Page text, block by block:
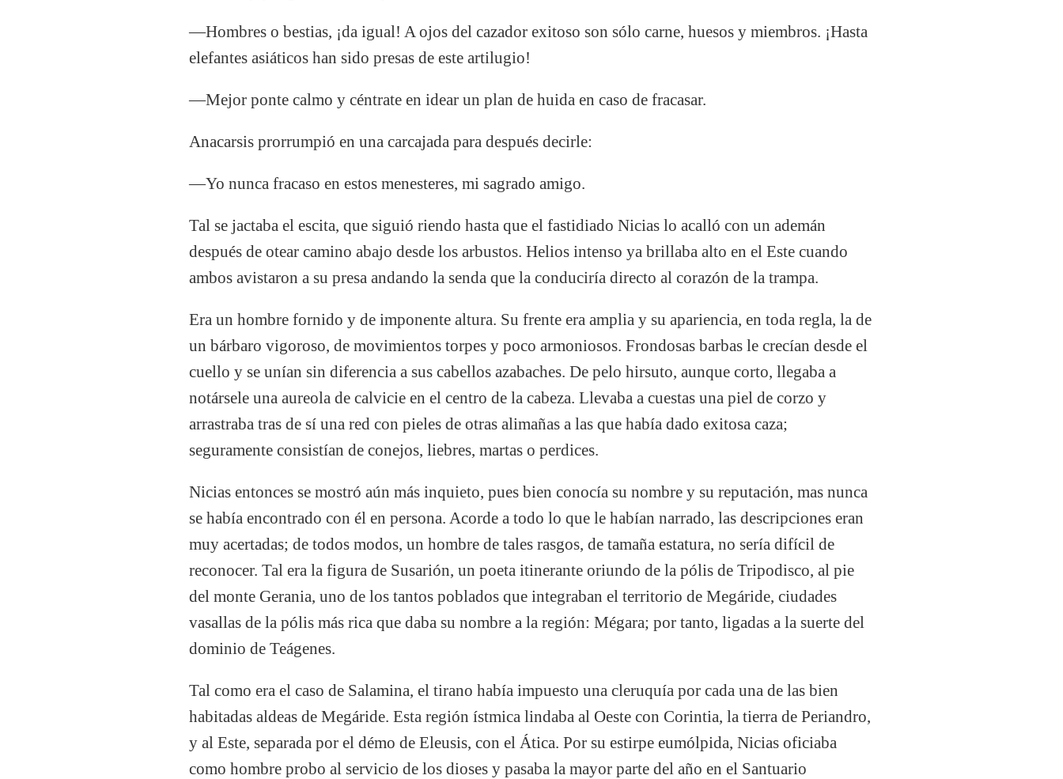
—Hombres o bestias, ¡da igual! A ojos del cazador exitoso son sólo carne, huesos y miembros. ¡Hasta
elefantes asiáticos han sido presas de este artilugio!
—Mejor ponte calmo y céntrate en idear un plan de huida en caso de fracasar.
Anacarsis prorrumpió en una carcajada para después decirle:
—Yo nunca fracaso en estos menesteres, mi sagrado amigo.
Tal se jactaba el escita, que siguió riendo hasta que el fastidiado Nicias lo acalló con un ademán
después de otear camino abajo desde los arbustos. Helios intenso ya brillaba alto en el Este cuando
ambos avistaron a su presa andando la senda que la conduciría directo al corazón de la trampa.
Era un hombre fornido y de imponente altura. Su frente era amplia y su apariencia, en toda regla, la de
un bárbaro vigoroso, de movimientos torpes y poco armoniosos. Frondosas barbas le crecían desde el
cuello y se unían sin diferencia a sus cabellos azabaches. De pelo hirsuto, aunque corto, llegaba a
notársele una aureola de calvicie en el centro de la cabeza. Llevaba a cuestas una piel de corzo y
arrastraba tras de sí una red con pieles de otras alimañas a las que había dado exitosa caza;
seguramente consistían de conejos, liebres, martas o perdices.
Nicias entonces se mostró aún más inquieto, pues bien conocía su nombre y su reputación, mas nunca
se había encontrado con él en persona. Acorde a todo lo que le habían narrado, las descripciones eran
muy acertadas; de todos modos, un hombre de tales rasgos, de tamaña estatura, no sería difícil de
reconocer. Tal era la figura de Susarión, un poeta itinerante oriundo de la pólis de Tripodisco, al pie
del monte Gerania, uno de los tantos poblados que integraban el territorio de Megáride, ciudades
vasallas de la pólis más rica que daba su nombre a la región: Mégara; por tanto, ligadas a la suerte del
dominio de Teágenes.
Tal como era el caso de Salamina, el tirano había impuesto una cleruquía por cada una de las bien
habitadas aldeas de Megáride. Esta región ístmica lindaba al Oeste con Corintia, la tierra de Periandro,
y al Este, separada por el démo de Eleusis, con el Ática. Por su estirpe eumólpida, Nicias oficiaba
como hombre probo al servicio de los dioses y pasaba la mayor parte del año en el Santuario